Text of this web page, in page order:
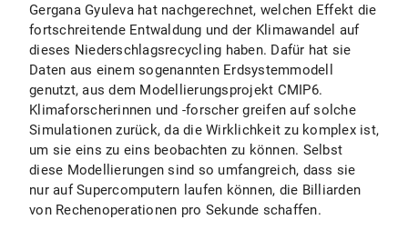
Gergana Gyuleva hat nachgerechnet, welchen Effekt die
fortschreitende Entwaldung und der Klimawandel auf
dieses Niederschlagsrecycling haben. Dafür hat sie
Daten aus einem sogenannten Erdsystemmodell
genutzt, aus dem Modellierungsprojekt CMIP6.
Klimaforscherinnen und -forscher greifen auf solche
Simulationen zurück, da die Wirklichkeit zu komplex ist,
um sie eins zu eins beobachten zu können. Selbst
diese Modellierungen sind so umfangreich, dass sie
nur auf Supercomputern laufen können, die Billiarden
von Rechenoperationen pro Sekunde schaffen.